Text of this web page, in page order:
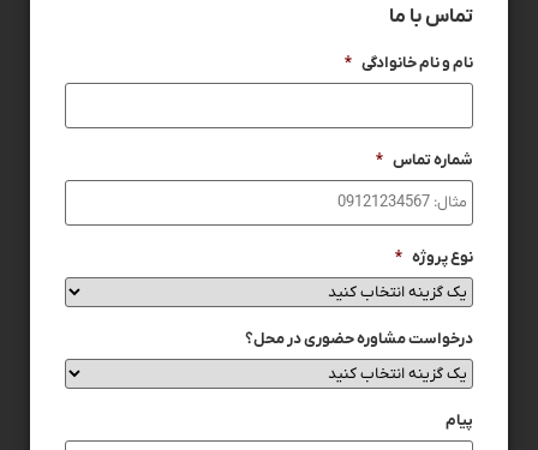
تماس با ما
نام و نام خانوادگی *
شماره تماس *
نوع پروژه *
درخواست مشاوره حضوری در محل؟
پیام